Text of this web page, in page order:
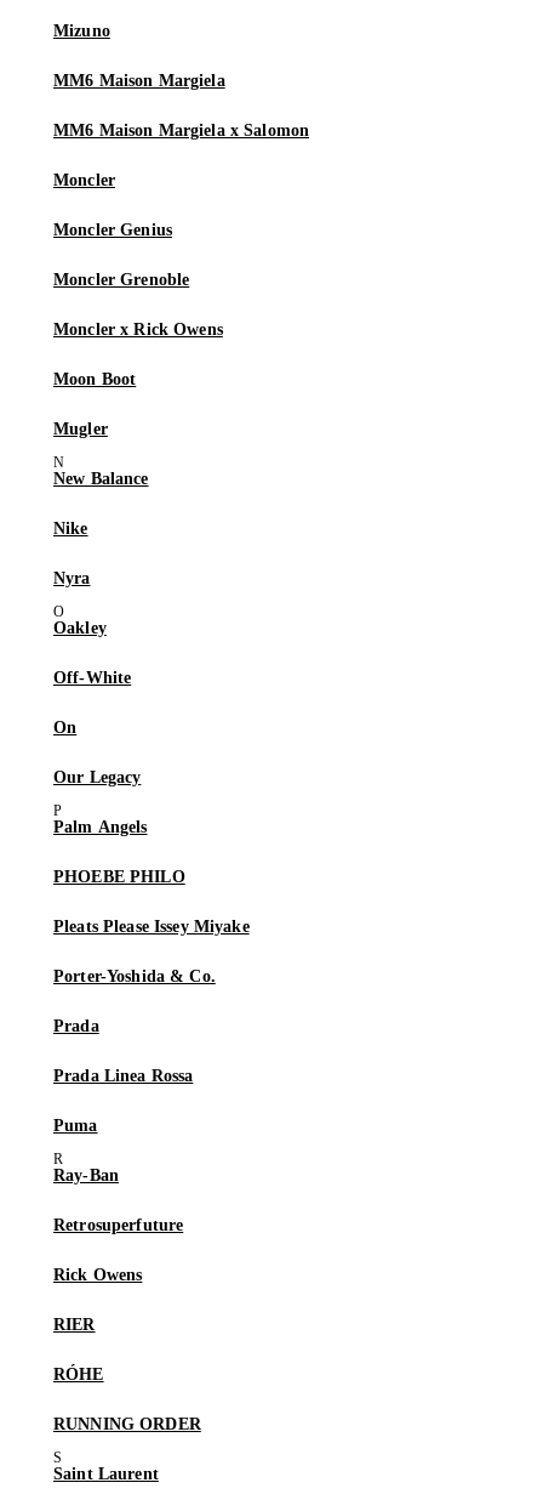
Mizuno
MM6 Maison Margiela
MM6 Maison Margiela x Salomon
Moncler
Moncler Genius
Moncler Grenoble
Moncler x Rick Owens
Moon Boot
Mugler
New Balance
Nike
Nyra
Oakley
Off-White
On
Our Legacy
Palm Angels
PHOEBE PHILO
Pleats Please Issey Miyake
Porter-Yoshida & Co.
Prada
Prada Linea Rossa
Puma
Ray-Ban
Retrosuperfuture
Rick Owens
RIER
RÓHE
RUNNING ORDER
Saint Laurent